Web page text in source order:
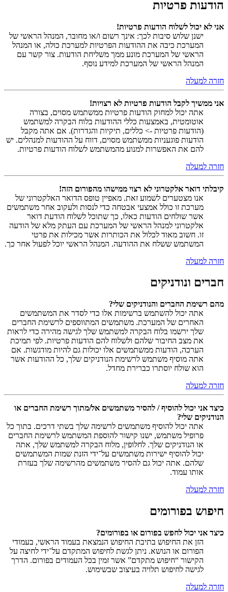
הודעות פרטיות
אני לא יכול לשלוח הודעות פרטיות!
ישנן שלוש סיבות לכך: אינך רשום ו/או מחובר, המנהל הראשי של
המערכת כיבה את ההודעות הפרטיות למערכת כולה, או המנהל
הראשי של המערכת מונע ממך משליחת הודעות. צור קשר עם
המנהל הראשי של המערכת למידע נוסף.
חזרה למעלה
אני ממשיך לקבל הודעות פרטיות לא רצויות!
אתה יכול למחוק הודעות פרטיות ממשתמש מסוים, בצורה
אוטומטית, באמצעות כללי ההודעות בלוח הבקרה למשתמש
(הודעות פרטיות -> כללים, תיקיות והגדרות). אם אתה מקבל
הודעות פוגעניות ממשתמש מסוים, דווח על ההודעות למנהלים. יש
להם את האפשרות למנוע מהמשתמש לשלוח הודעות פרטיות.
חזרה למעלה
קיבלתי דואר אלקטרוני לא רצוי ממישהו מהפורום הזה!
אנו מצטערים לשמוע זאת. מאפיין טופס הדואר האלקטרוני של
מערכת זו כולל אמצעי אבטחה כדי לנסות ולעקוב אחר משתמשים
אשר שולחים הודעות כאלו, כך שתוכל לשלוח הודעת דואר
אלקטרוני למנהל הראשי של המערכת עם העתק מלא של הודעה
זו. חשוב מאוד לכלול את הכותרות אשר מכילות את פרטי
המשתמש ששלח את ההודעה. המנהל הראשי יוכל לפעול אחר כך.
חזרה למעלה
חברים ונודניקים
מהם רשימת החברים והנודניקים שלי?
אתה יכול להשתמש ברשימות אלו כדי לסדר את המשתמשים
האחרים של המערכת. משתמשים המתווספים לרשימת החברים
שלך ירשמו בלוח הבקרה למשתמש שלך לגישה מהירה כדי לראות
את מצב החיבור שלהם ולשלוח להם הודעות פרטיות. לפי תמיכת
הערכה, הודעות ממשתמשים אלו יכולות גם להיות מודגשות. אם
אתה מוסיף משתמש לרשימת הנודניקים שלך, כל ההודעות אשר
הוא שולח יוסתרו כברירת מחדל.
חזרה למעלה
כיצד אני יכול להוסיף / להסיר משתמשים אל/מתוך רשימת החברים או
הנודניקים שלי?
אתה יכול להוסיף משתמשים לרשימה שלך בשתי דרכים. בתוך כל
פרופיל משתמש, ישנו קישור להוספת המשתמש לרשימת החברים
או הנודניקים שלך. לחלופין, מלוח הבקרה למשתמש שלך, אתה
יכול להוסיף ישירות משתמשים על־ידי הזנת שמות המשתמשים
שלהם. אתה יכול גם להסיר משתמשים מהרשימה שלך בעזרת
אותו עמוד.
חזרה למעלה
חיפוש בפורומים
כיצד אני יכול לחפש בפורום או בפורומים?
הזן את החיפוש בתיבת החיפוש הנמצאת בעמוד הראשי, בעמודי
הפורום או הנושא. ניתן לגשת לחיפוש המתקדם על־ידי לחיצה על
הקישור “חיפוש מתקדם” אשר זמין בכל העמודים בפורום. הדרך
לגישה לחיפוש תלויה בעיצוב שבשימוש.
חזרה למעלה